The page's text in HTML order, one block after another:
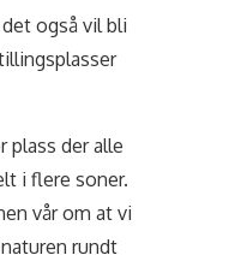
også vil bli
plass der alle
i flere soner.
vår om at vi
rundt